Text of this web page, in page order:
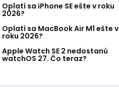
Oplatí sa iPhone SE ešte v roku
2026?
Oplatí sa MacBook Air M1 ešte v
roku 2026?
Apple Watch SE 2 nedostanú
watchOS 27. Čo teraz?